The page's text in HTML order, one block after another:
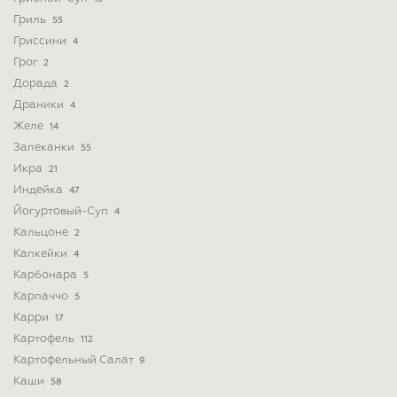
Гриль 55
Гриссини 4
Грог 2
Дорада 2
Драники 4
Желе 14
Запеканки 55
Икра 21
Индейка 47
Йогуртовый-Суп 4
Кальцоне 2
Капкейки 4
Карбонара 5
Карпаччо 5
Карри 17
Картофель 112
Картофельный Салат 9
Каши 58